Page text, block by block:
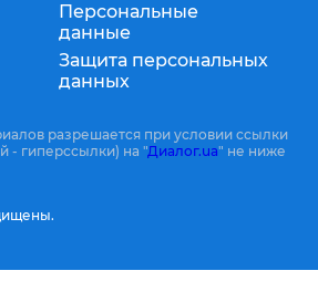
Персональные
данные
Защита персональных
данных
разрешается при условии ссылки
- гиперссылки) на "Диалог.ua" не ниже